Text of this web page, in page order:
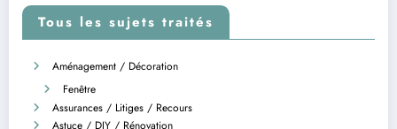
Tous les sujets traités
Aménagement / Décoration
Fenêtre
Assurances / Litiges / Recours
Astuce / DIY / Rénovation